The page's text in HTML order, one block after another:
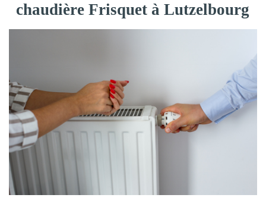
chaudière Frisquet à Lutzelbourg